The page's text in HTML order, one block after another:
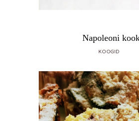
Napoleoni
KOOGID